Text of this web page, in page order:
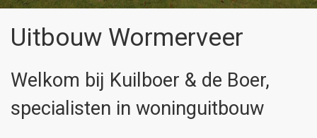
Uitbouw Wormerveer
Welkom bij Kuilboer & de Boer,
specialisten in woninguitbouw